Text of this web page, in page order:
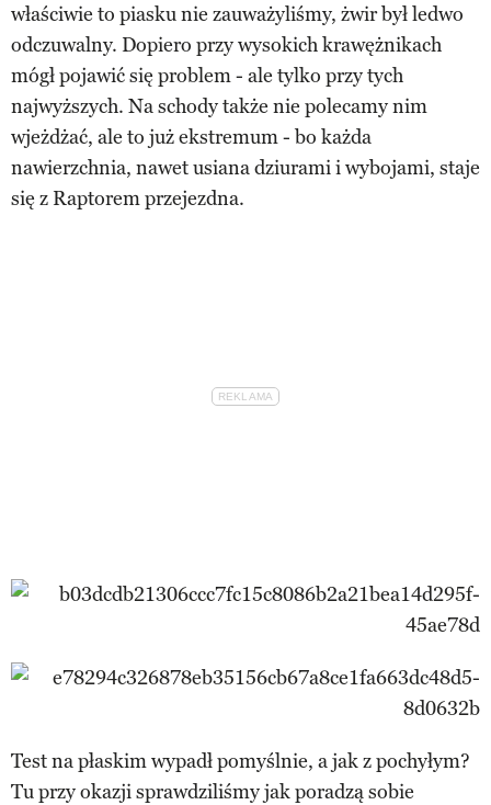
właściwie to piasku nie zauważyliśmy, żwir był ledwo
odczuwalny. Dopiero przy wysokich krawężnikach
mógł pojawić się problem - ale tylko przy tych
najwyższych. Na schody także nie polecamy nim
wjeżdżać, ale to już ekstremum - bo każda
nawierzchnia, nawet usiana dziurami i wybojami, staje
się z Raptorem przejezdna.
Test na płaskim wypadł pomyślnie, a jak z pochyłym?
Tu przy okazji sprawdziliśmy jak poradzą sobie